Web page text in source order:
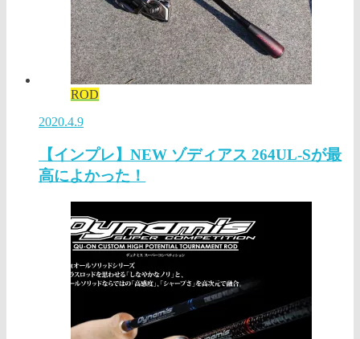
ROD
2020.4.9
【インプレ】NEW ゾディアス 264UL-Sが最
高によかった！